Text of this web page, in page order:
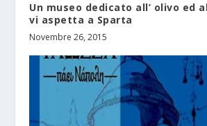
Un museo dedicato all’ olivo ed
vi aspetta a Sparta
Novembre 26, 2015